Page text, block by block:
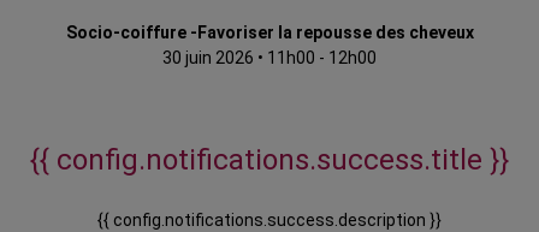
Socio-coiffure -Favoriser la repousse des cheveux
30 juin 2026 • 11h00 - 12h00
{{ config.notifications.success.title }}
{{ config.notifications.success.description }}